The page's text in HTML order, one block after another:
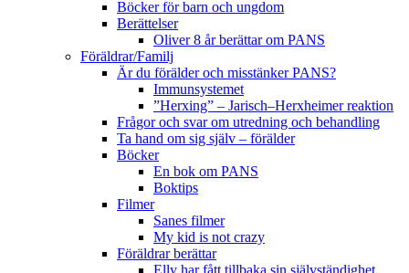
Böcker för barn och ungdom
Berättelser
Oliver 8 år berättar om PANS
Föräldrar/Familj
Är du förälder och misstänker PANS?
Immunsystemet
”Herxing” – Jarisch–Herxheimer reaktion
Frågor och svar om utredning och behandling
Ta hand om sig själv – förälder
Böcker
En bok om PANS
Boktips
Filmer
Sanes filmer
My kid is not crazy
Föräldrar berättar
Elly har fått tillbaka sin självständighet